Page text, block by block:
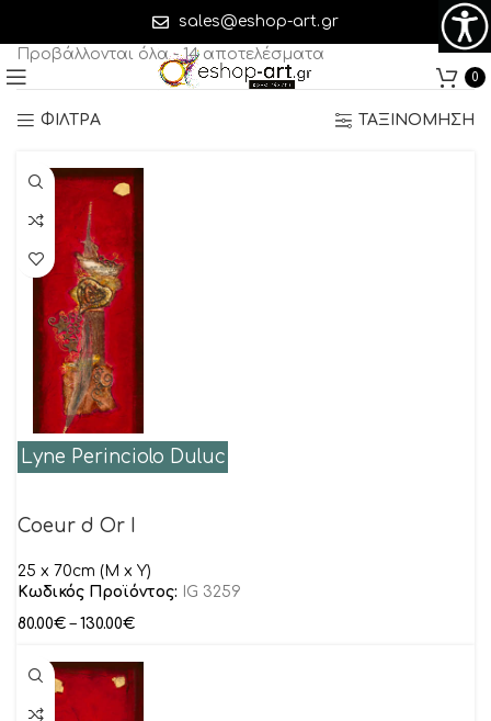
sales@eshop-art.gr
0
Lyne Perinciolo Duluc
Προβάλλονται όλα - 14 αποτελέσματα
ΦΙΛΤΡΑ ΤΑΞΙΝΟΜΗΣΗ
Lyne Perinciolo Duluc
Coeur d Or I
25 x 70cm (M x Y)
Κωδικός Προϊόντος:
IG 3259
80.00€ – 130.00€